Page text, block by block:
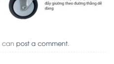
can post a comment.